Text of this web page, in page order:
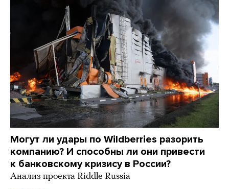
Могут ли удары по Wildberries разорить
компанию? И способны ли они привести
к банковскому кризису в России?
Анализ проекта Riddle Russia